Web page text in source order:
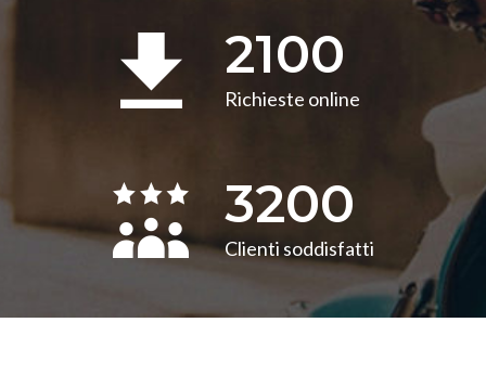
2100
Richieste online
3200
Clienti soddisfatti